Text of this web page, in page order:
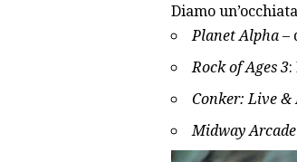
Diamo
Planet Alpha–
Rock of Ages 3:
Conker: Live &
Midway